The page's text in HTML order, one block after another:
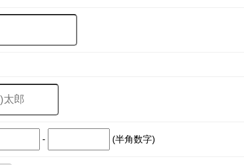
- (半角数字)